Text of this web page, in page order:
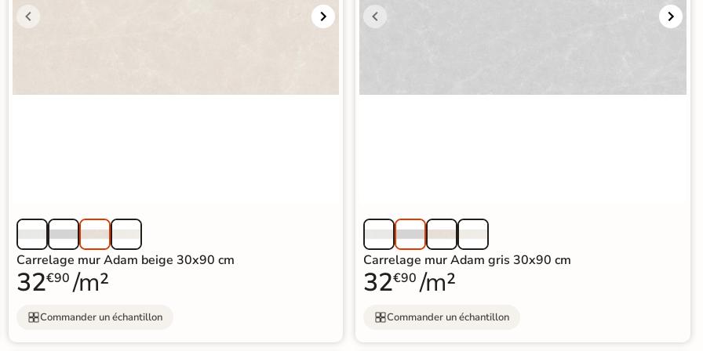
Carrelage mur Adam beige 30x90 cm
32€90 /m²
Commander un échantillon
Carrelage mur Adam gris 30x90 cm
32€90 /m²
Commander un échantillon